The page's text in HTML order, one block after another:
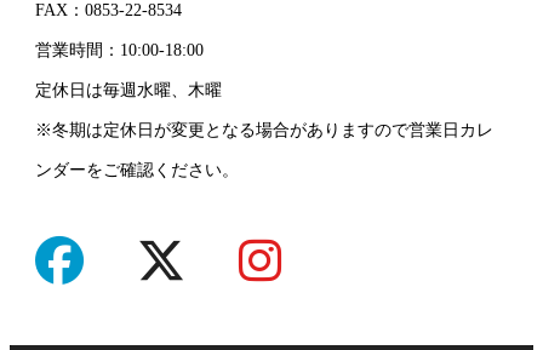
FAX：0853-22-8534
営業時間：10:00-18:00
定休日は毎週水曜、木曜
※冬期は定休日が変更となる場合がありますので営業日カレ
ンダーをご確認ください。